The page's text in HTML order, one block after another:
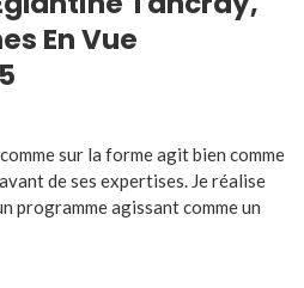
En Vue
sur la forme agit bien comme
de ses expertises. Je réalise
programme agissant comme un